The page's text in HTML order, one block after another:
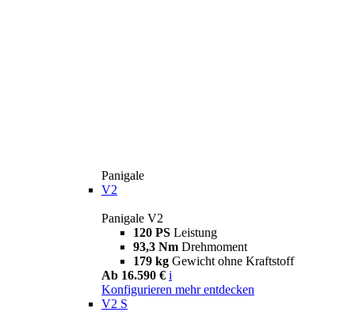
Panigale
V2
Panigale V2
120 PS Leistung
93,3 Nm Drehmoment
179 kg Gewicht ohne Kraftstoff
Ab 16.590 € i
Konfigurieren mehr entdecken
V2 S